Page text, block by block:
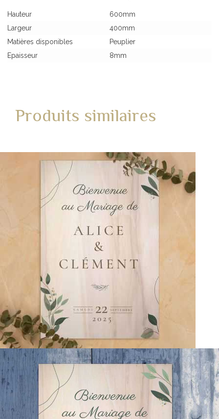
Hauteur
600mm
Largeur
400mm
Matières disponibles
Peuplier
Epaisseur
8mm
Produits similaires